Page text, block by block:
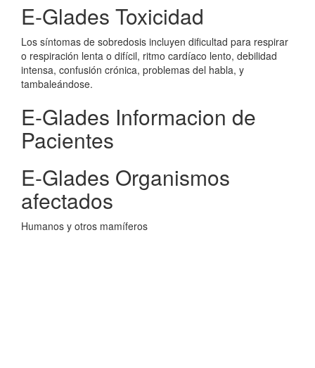
E-Glades Toxicidad
Los síntomas de sobredosis incluyen dificultad para respirar
o respiración lenta o difícil, ritmo cardíaco lento, debilidad
intensa, confusión crónica, problemas del habla, y
tambaleándose.
E-Glades Informacion de
Pacientes
E-Glades Organismos
afectados
Humanos y otros mamíferos